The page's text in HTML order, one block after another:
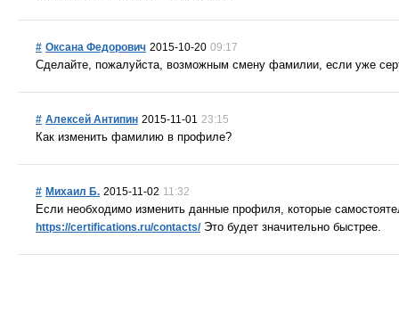
# Оксана Федорович 2015-10-20 09:17
Сделайте, пожалуйста, возможным смену фамилии, если уже
# Алексей Антипин 2015-11-01 23:15
Как изменить фамилию в профиле?
# Михаил Б. 2015-11-02 11:32
Если необходимо изменить данные профиля, которые
https://certifications.ru/contacts/Это будет значительно быстрее.